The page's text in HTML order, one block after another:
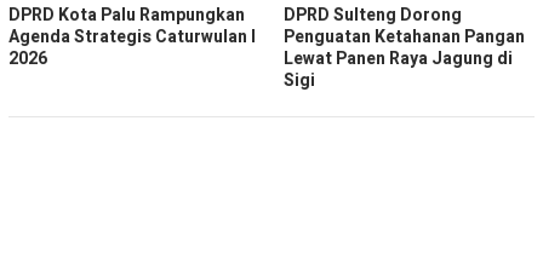
DPRD Kota Palu Rampungkan
Agenda Strategis Caturwulan I
2026
DPRD Sulteng Dorong
Penguatan Ketahanan Pangan
Lewat Panen Raya Jagung di
Sigi